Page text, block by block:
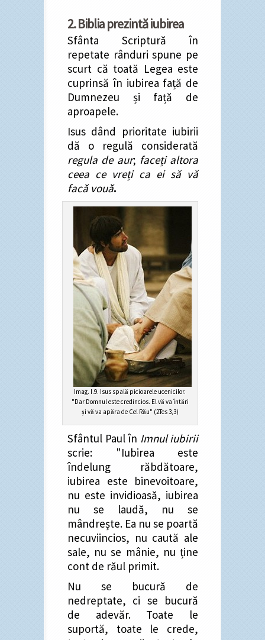
2. Biblia prezintă iubirea
Sfânta Scriptură în
repetate rânduri spune pe
scurt că toată Legea este
cuprinsă în iubirea față de
Dumnezeu și față de
aproapele.
Isus dând prioritate iubirii
dă o regulă considerată
regula de aur; faceți altora
ceea ce vreți ca ei să vă
facă vouă.
Imag. I.9. Isus spală picioarele ucenicilor.
"Dar Domnul este credincios. El vă va întări
și vă va apăra de Cel Rău" (2Tes 3,3)
Sfântul Paul în Imnul iubirii
scrie: "Iubirea este
îndelung răbdătoare,
iubirea este binevoitoare,
nu este invidioasă, iubirea
nu se laudă, nu se
mândrește. Ea nu se poartă
necuviincios, nu caută ale
sale, nu se mânie, nu ține
cont de răul primit.
Nu se bucură de
nedreptate, ci se bucură
de adevăr. Toate le
suportă, toate le crede,